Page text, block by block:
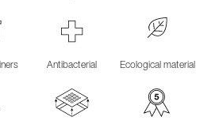
Antibacterial Ecological material